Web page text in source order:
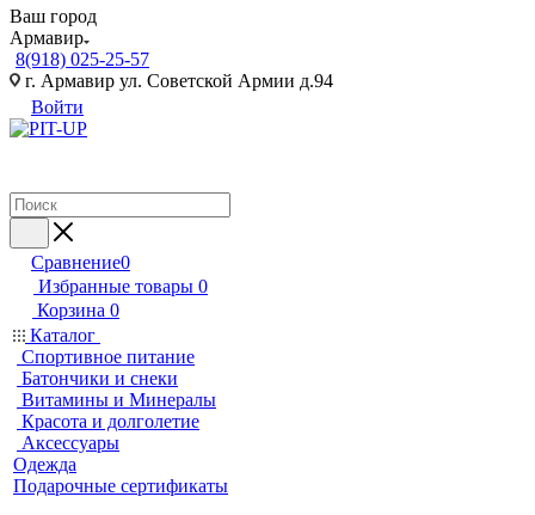
Ваш город
Армавир
8(918) 025-25-57
г. Армавир ул. Советской Армии д.94
Войти
Сравнение0
Избранные товары 0
Корзина 0
Каталог
Спортивное питание
Батончики и снеки
Витамины и Минералы
Красота и долголетие
Аксессуары
Одежда
Подарочные сертификаты